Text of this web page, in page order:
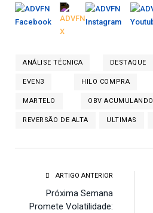
ANÁLISE TÉCNICA DESTAQUE
EVEN3 HILO COMPRA
MARTELO OBV ACUMULANDO
REVERSÃO DE ALTA ULTIMAS
ARTIGO ANTERIOR
Próxima Semana
Promete Volatilidade: